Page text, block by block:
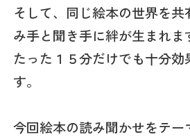
そして、同じ絵本の世界を
み手と聞き手に絆が生まれま
たった１５分だけでも十分効
す。
今回絵本の読み聞かせをテ